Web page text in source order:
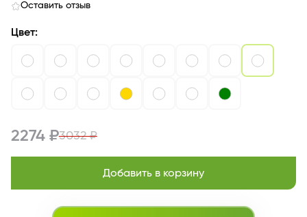
Оставить отзыв
Цвет:
2274 ₽3032 ₽
Добавить в корзину